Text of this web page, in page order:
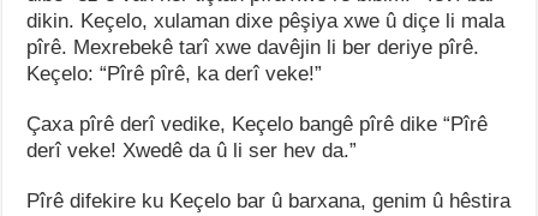
dikin. Keçelo, xulaman dixe pêşiya xwe û diçe li mala
pîrê. Mexrebekê tarî xwe davêjin li ber deriye pîrê.
Keçelo: “Pîrê pîrê, ka derî veke!”
Çaxa pîrê derî vedike, Keçelo bangê pîrê dike “Pîrê
derî veke! Xwedê da û li ser hev da.”
Pîrê difekire ku Keçelo bar û barxana, genim û hêstira